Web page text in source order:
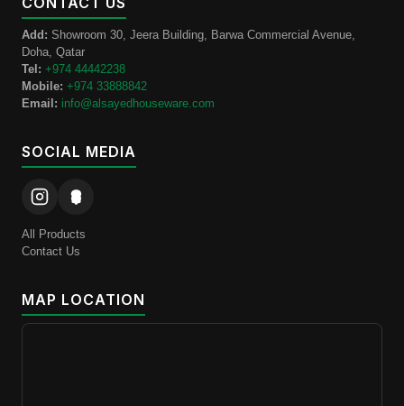
Add: Showroom 30, Jeera Building, Barwa Commercial Avenue,
Doha, Qatar
Tel: +974 44442238
Mobile: +974 33888842
Email: info@alsayedhouseware.com
SOCIAL MEDIA
All Products
Contact Us
MAP LOCATION